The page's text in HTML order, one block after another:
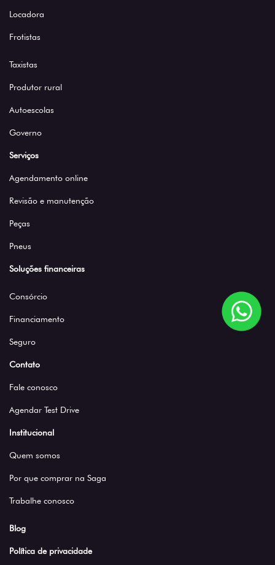
Locadora
Frotistas
Taxistas
Produtor rural
Autoescolas
Governo
Serviços
Agendamento online
Revisão e manutenção
Peças
Pneus
Soluções financeiras
Consórcio
Financiamento
Seguro
Contato
Fale conosco
Agendar Test Drive
Institucional
Quem somos
Por que comprar na Saga
Trabalhe conosco
Blog
Política de privacidade